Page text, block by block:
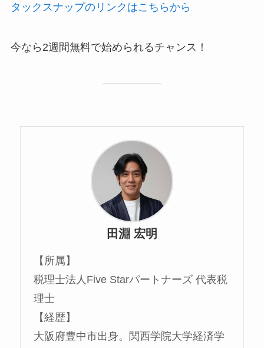
タックスナップのリンクはこちらから
今なら2週間無料で始められるチャンス！
田淵 宏明
【所属】
税理士法人Five Starパートナーズ 代表税
理士
【経歴】
大阪府豊中市出身。関西学院大学経済学